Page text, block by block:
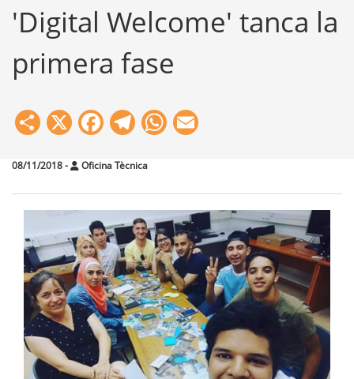
Eines
'Digital Welcome' tanca la
primera fase
Share
X Facebook
Telegram
WhatsApp
08/11/2018- Oficina Tècnica